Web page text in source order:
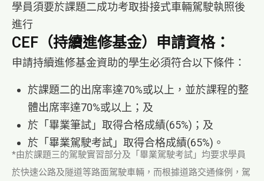
學員須要於課題二成功考取掛接式車輛駕駛執照後
進行
CEF（持續進修基金）申請資格：
申請持續進修基金資助的學生必須符合以下條件：
於課題二的出席率達70%或以上，並於課程的整
體出席率達70%或以上；及
於「畢業筆試」取得合格成績(65%)；及
於「畢業駕駛考試」取得合格成績(65%)。
*由於課題三的駕駛實習部分及「畢業駕駛考試」均要求學員
於快速公路及隧道等路面駕駛車輛，而根據道路交通條例，駕